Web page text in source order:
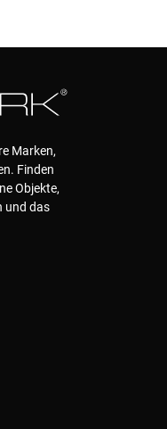
Marken,
Finden
Objekte,
und das